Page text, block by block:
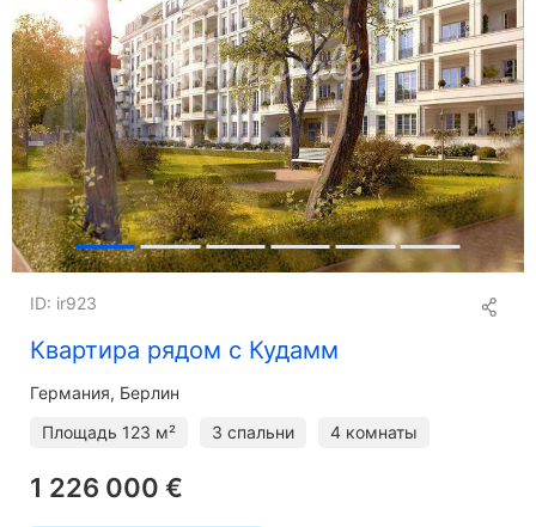
Квартира рядом с Кудамм
ID: ir923
Германия, Берлин
Площадь 123 м² 3 спальни 4 комнаты
1 226 000 €